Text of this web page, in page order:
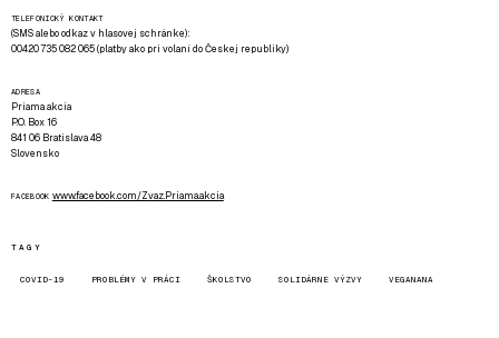
TELEFONICKÝ KONTAKT
(SMS alebo odkaz v hlasovej schránke):
00420 735 082 065 (platby ako pri volaní do Českej republiky)
ADRESA
Priama akcia
P.O. Box 16
841 06 Bratislava 48
Slovensko
FACEBOOK www.facebook.com/Zvaz.Priama.akcia
TAGY
COVID-19 PROBLÉMY V PRÁCI ŠKOLSTVO SOLIDÁRNE VÝZVY VEGANANA